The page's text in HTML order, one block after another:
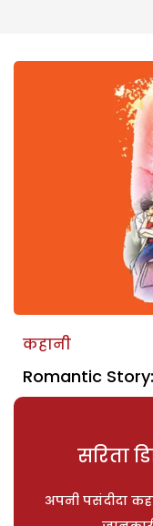
कहानी
Romantic
सरिता
अपनी पसंदीदा